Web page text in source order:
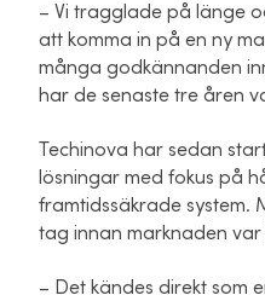
– Vi tragglade på länge
att komma in på en ny
många godkännanden
har de senaste tre åren
Techinova har sedan
lösningar med fokus på
framtidssäkrade system.
tag innan marknaden var
– Det kändes direkt som